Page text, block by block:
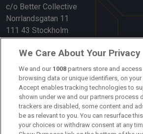
c/o Better Collective
Norrlandsgatan 11
111 43 Stockholm
Länkar
Om oss
Kontakta oss
Kundtjänst
Sponsor: Rekatochklart
We Care About Your Privacy
We and our 1008 partners store and
browsing data or unique identifiers, on your
Accept enables tracking technologies to
shown under we and our partners process
trackers are disabled, some content and
be as relevant to you. You can resurface
your choices or withdraw consent at any